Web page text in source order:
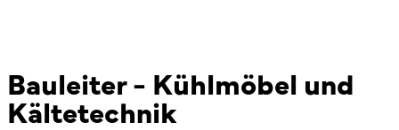
Bauleiter - Kühlmöbel und
Kältetechnik